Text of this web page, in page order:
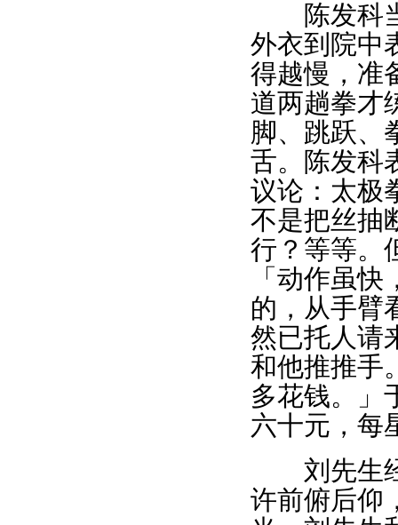
陈发科当
外衣到院中
得越慢，准
道两趟拳才
脚、跳跃、
舌。陈发科
议论：太极
不是把丝抽
行？等等。
「动作虽
的，从手臂
然已托人请
和他推推手
多花钱。」
六十元，每
刘先生经
许前俯后仰